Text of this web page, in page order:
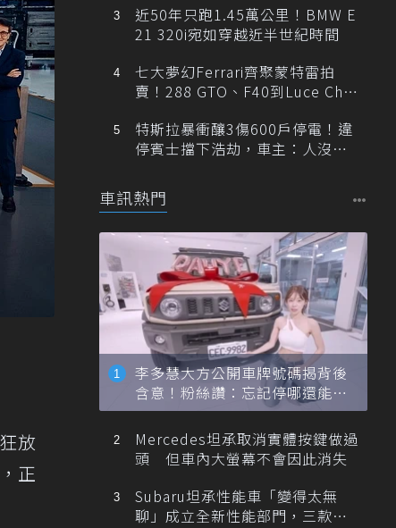
放
正
近50年只跑1.45萬公里！BMW E
21 320i宛如穿越近半世紀時間
七大夢幻Ferrari齊聚蒙特雷拍
賣！288 GTO、F40到Luce Cha
特斯拉暴衝釀3傷600戶停電！違
停賓士擋下浩劫，車主：人沒事
車訊熱門
李多慧大方公開車牌號碼揭背後
含意！粉絲讚：忘記停哪還能幫
忙找車
Mercedes坦承取消實體按鍵做過
頭 但車內大螢幕不會因此消失
Subaru坦承性能車「變得太無
聊」成立全新性能部門，三款手